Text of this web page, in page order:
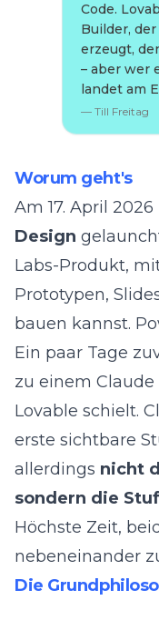
Code.
Builder,
erzeugt,
– aber wer
landet am
— Till Freitag
Worum geht's
Am 17. April
Design
Labs-Produkt,
Prototypen,
bauen kannst.
Ein paar Tage
zu einem
Lovable schielt.
erste sichtbare
allerdings nicht
sondern die
Höchste Zeit,
nebeneinander
Die